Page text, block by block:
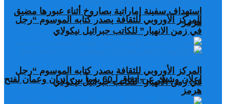
المركز الأوروبي للثقافة يصدر كتابه الموسوم “رجل
في زمن الانهيار” للكاتب جبرائيل نيكولاي
إعلان وشيك عن اتفاق لـ60 يوماً بين إيران وعمان لفتح
هرمز
استهداف سفينة إماراتية بصاروخ أثناء عبورها مضيق
هرمز
المركز الأوروبي للثقافة يصدر كتابه الموسوم “رجل
في زمن الانهيار” للكاتب جبرائيل نيكولاي